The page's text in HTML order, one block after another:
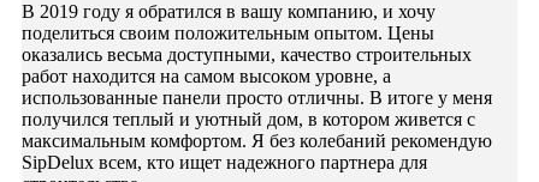
В 2019 году я обратился в вашу компанию, и хочу
поделиться своим положительным опытом. Цены
оказались весьма доступными, качество строительных
работ находится на самом высоком уровне, а
использованные панели просто отличны. В итоге у меня
получился теплый и уютный дом, в котором живется с
максимальным комфортом. Я без колебаний рекомендую
SipDelux всем, кто ищет надежного партнера для